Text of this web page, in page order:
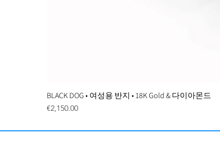
BLACK DOG • 여성용 반지 • 18K Gold & 다이아몬드
Price
€2,150.00